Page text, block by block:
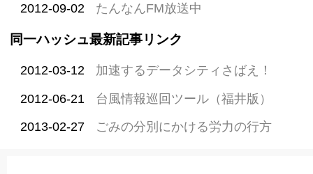
2012-09-02 たんなんFM放送中
同一ハッシュ最新記事リンク
2012-03-12 加速するデータシティさばえ！
2012-06-21 台風情報巡回ツール（福井版）
2013-02-27 ごみの分別にかける労力の行方